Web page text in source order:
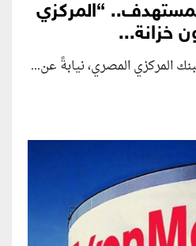
عن المستهدف.. “المركزي
خزانة...
المركزي المصري، نيابةً عن...